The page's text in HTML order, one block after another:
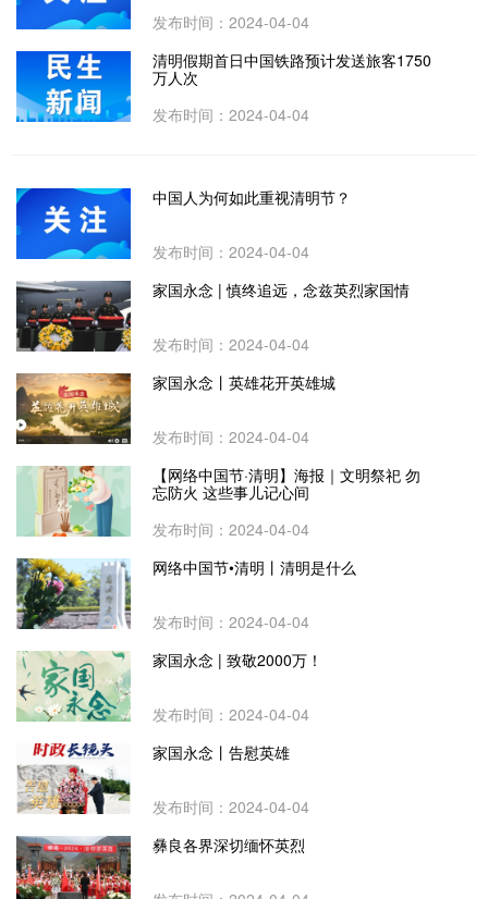
发布时间：2024-04-04
清明假期首日中国铁路预计发送旅客1750
万人次
发布时间：2024-04-04
中国人为何如此重视清明节？
发布时间：2024-04-04
家国永念 | 慎终追远，念兹英烈家国情
发布时间：2024-04-04
家国永念丨英雄花开英雄城
发布时间：2024-04-04
【网络中国节·清明】海报｜文明祭祀 勿
忘防火 这些事儿记心间
发布时间：2024-04-04
网络中国节•清明丨清明是什么
发布时间：2024-04-04
家国永念 | 致敬2000万！
发布时间：2024-04-04
家国永念丨告慰英雄
发布时间：2024-04-04
彝良各界深切缅怀英烈